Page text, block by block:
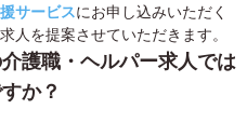
サービスにお申し込みいただく
人を提案させていただきます。
護職・ヘルパー求人では
か？